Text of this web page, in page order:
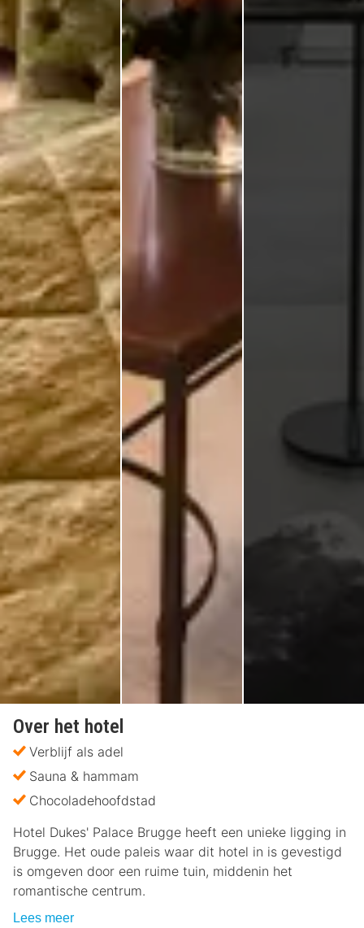
Over het hotel
Verblijf als adel
Sauna & hammam
Chocoladehoofdstad
Hotel Dukes' Palace Brugge heeft een unieke ligging in
Brugge. Het oude paleis waar dit hotel in is gevestigd
is omgeven door een ruime tuin, middenin het
romantische centrum.
Lees meer